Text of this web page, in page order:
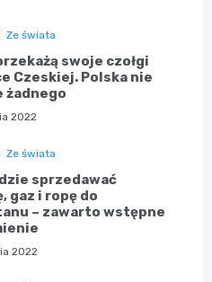
Ze świata
swoje czołgi
Czeskiej. Polska nie
żadnego
2022
Ze świata
sprzedawać
gaz i ropę do
– zawarto wstępne
2022